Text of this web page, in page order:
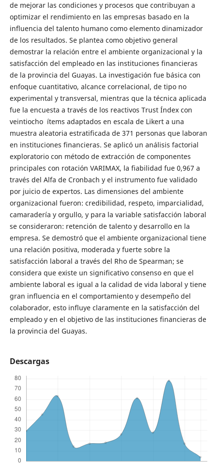
de mejorar las condiciones y procesos que contribuyan a
optimizar el rendimiento en las empresas basado en la
influencia del talento humano como elemento dinamizador
de los resultados. Se plantea como objetivo general
demostrar la relación entre el ambiente organizacional y la
satisfacción del empleado en las instituciones financieras
de la provincia del Guayas. La investigación fue básica con
enfoque cuantitativo, alcance correlacional, de tipo no
experimental y transversal, mientras que la técnica aplicada
fue la encuesta a través de los reactivos Trust Índex con
veintiocho ítems adaptados en escala de Likert a una
muestra aleatoria estratificada de 371 personas que laboran
en instituciones financieras. Se aplicó un análisis factorial
exploratorio con método de extracción de componentes
principales con rotación VARIMAX, la fiabilidad fue 0,967 a
través del Alfa de Cronbach y el instrumento fue validado
por juicio de expertos. Las dimensiones del ambiente
organizacional fueron: credibilidad, respeto, imparcialidad,
camaradería y orgullo, y para la variable satisfacción laboral
se consideraron: retención de talento y desarrollo en la
empresa. Se demostró que el ambiente organizacional tiene
una relación positiva, moderada y fuerte sobre la
satisfacción laboral a través del Rho de Spearman; se
considera que existe un significativo consenso en que el
ambiente laboral es igual a la calidad de vida laboral y tiene
gran influencia en el comportamiento y desempeño del
colaborador, esto influye claramente en la satisfacción del
empleado y en el objetivo de las instituciones financieras de
la provincia del Guayas.
Descargas